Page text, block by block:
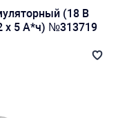
(18 В
х 5 А*ч) №313719